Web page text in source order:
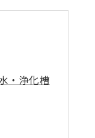
・浄化槽